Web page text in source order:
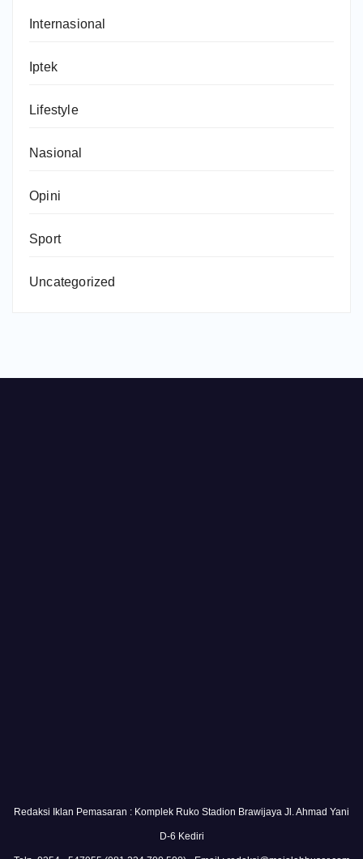
Internasional
Iptek
Lifestyle
Nasional
Opini
Sport
Uncategorized
Redaksi Iklan Pemasaran : Komplek Ruko Stadion Brawijaya Jl. Ahmad Yani
D-6 Kediri